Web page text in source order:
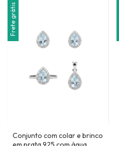
Frete grátis
Conjunto com colar e brinco